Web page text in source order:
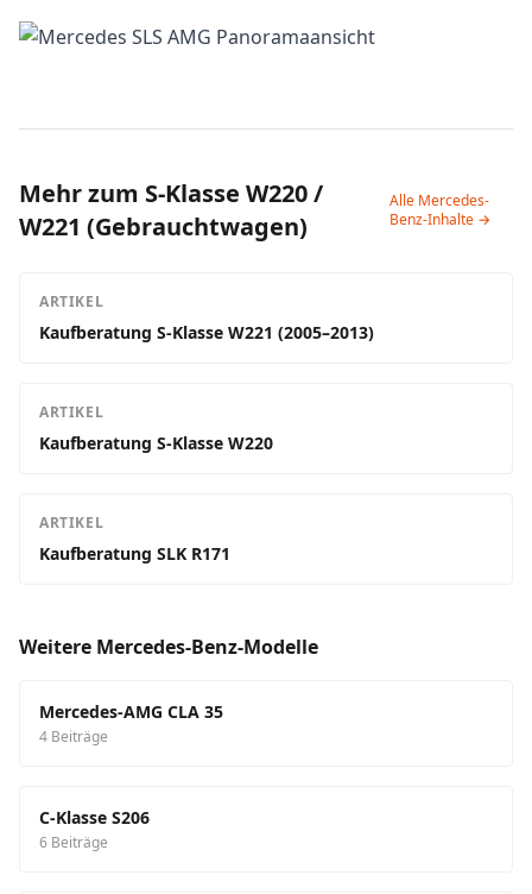
Mehr zum S-Klasse W220 /
W221 (Gebrauchtwagen)
Alle Mercedes-
Benz-Inhalte →
ARTIKEL
Kaufberatung S-Klasse W221 (2005–2013)
ARTIKEL
Kaufberatung S-Klasse W220
ARTIKEL
Kaufberatung SLK R171
Weitere Mercedes-Benz-Modelle
Mercedes-AMG CLA 35
4 Beiträge
C-Klasse S206
6 Beiträge